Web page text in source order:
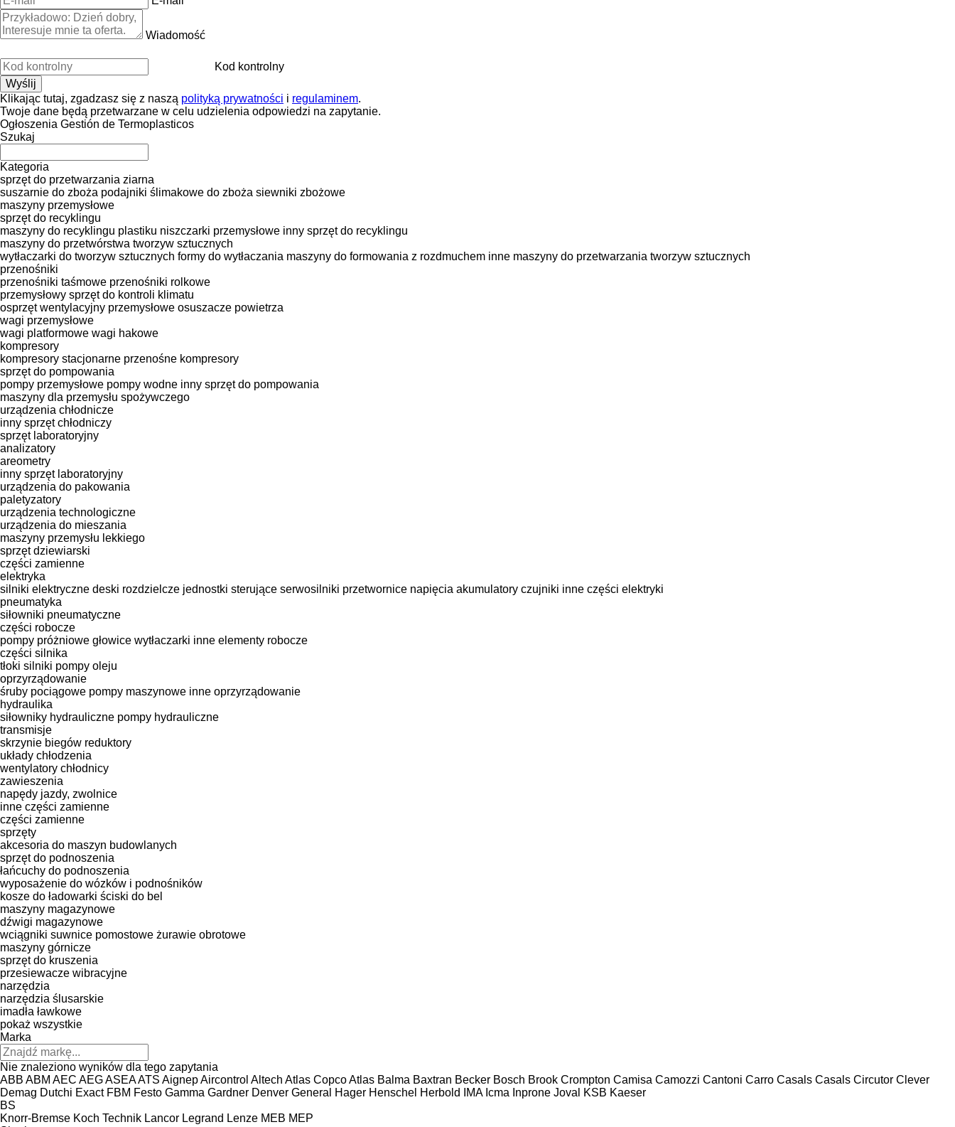
Wiadomość
Kod kontrolny
Klikając tutaj, zgadzasz się z naszą polityką prywatności i regulaminem.
Twoje dane będą przetwarzane w celu udzielenia odpowiedzi na zapytanie.
Ogłoszenia Gestión de Termoplasticos
Szukaj
Kategoria
sprzęt do przetwarzania ziarna
suszarnie do zboża podajniki ślimakowe do zboża siewniki zbożowe
maszyny przemysłowe
sprzęt do recyklingu
maszyny do recyklingu plastiku niszczarki przemysłowe inny sprzęt do recyklingu
maszyny do przetwórstwa tworzyw sztucznych
wytłaczarki do tworzyw sztucznych formy do wytłaczania maszyny do formowania z rozdmuchem inne maszyny do przetwarzania tworzyw sztucznych
przenośniki
przenośniki taśmowe przenośniki rolkowe
przemysłowy sprzęt do kontroli klimatu
osprzęt wentylacyjny przemysłowe osuszacze powietrza
wagi przemysłowe
wagi platformowe wagi hakowe
kompresory
kompresory stacjonarne przenośne kompresory
sprzęt do pompowania
pompy przemysłowe pompy wodne inny sprzęt do pompowania
maszyny dla przemysłu spożywczego
urządzenia chłodnicze
inny sprzęt chłodniczy
sprzęt laboratoryjny
analizatory
areometry
inny sprzęt laboratoryjny
urządzenia do pakowania
paletyzatory
urządzenia technologiczne
urządzenia do mieszania
maszyny przemysłu lekkiego
sprzęt dziewiarski
części zamienne
elektryka
silniki elektryczne deski rozdzielcze jednostki sterujące serwosilniki przetwornice napięcia akumulatory czujniki inne części elektryki
pneumatyka
siłowniki pneumatyczne
części robocze
pompy próżniowe głowice wytłaczarki inne elementy robocze
części silnika
tłoki silniki pompy oleju
oprzyrządowanie
śruby pociągowe pompy maszynowe inne oprzyrządowanie
hydraulika
siłowniky hydrauliczne pompy hydrauliczne
transmisje
skrzynie biegów reduktory
układy chłodzenia
wentylatory chłodnicy
zawieszenia
napędy jazdy, zwolnice
inne części zamienne
części zamienne
sprzęty
akcesoria do maszyn budowlanych
sprzęt do podnoszenia
łańcuchy do podnoszenia
wyposażenie do wózków i podnośników
kosze do ładowarki ściski do bel
maszyny magazynowe
dźwigi magazynowe
wciągniki suwnice pomostowe żurawie obrotowe
maszyny górnicze
sprzęt do kruszenia
przesiewacze wibracyjne
narzędzia
narzędzia ślusarskie
imadła ławkowe
pokaż wszystkie
Marka
Nie znaleziono wyników dla tego zapytania
ABB ABM AEC AEGASEAATS AignepAircontrol Altech Atlas CopcoAtlas Balma Baxtran Becker Bosch Brook Crompton Camisa Camozzi Cantoni Carro Casals Casals Circutor Clever
Demag Dutchi Exact FBM Festo Gamma Gardner Denver General Hager Henschel Herbold IMA Icma Inprone Joval KSB Kaeser
BS
Knorr-Bremse Koch Technik Lancor Legrand Lenze MEB MEP